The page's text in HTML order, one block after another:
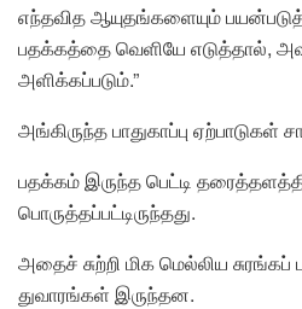
எந்தவித ஆயுதங்களையும்
பதக்கத்தை வெளியே எடுத்தால்,
அளிக்கப்படும்.”
அங்கிருந்த பாதுகாப்பு
பதக்கம் இருந்த பெட்டி
பொருத்தப்பட்டிருந்தது.
அதைச் சுற்றி மிக மெல்லிய
துவாரங்கள் இருந்தன.